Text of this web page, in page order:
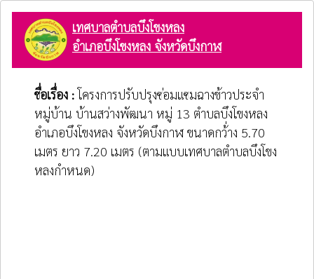
เทศบาลตำบลบึงโขงหลง
อำเภอบึงโขงหลง จังหวัดบึงกาฬ
ชื่อเรื่อง :โครงการปรับปรุงซ่อมแซมฉางข้าวประจำ
หมู่บ้าน บ้านสว่างพัฒนา หมู่ 13 ตำบลบึงโขงหลง
อำเภอบึงโขงหลง จังหวัดบึงกาฬ ขนาดกว้่าง 5.70
เมตร ยาว 7.20 เมตร (ตามแบบเทศบาลตำบลบึงโขง
หลงกำหนด)